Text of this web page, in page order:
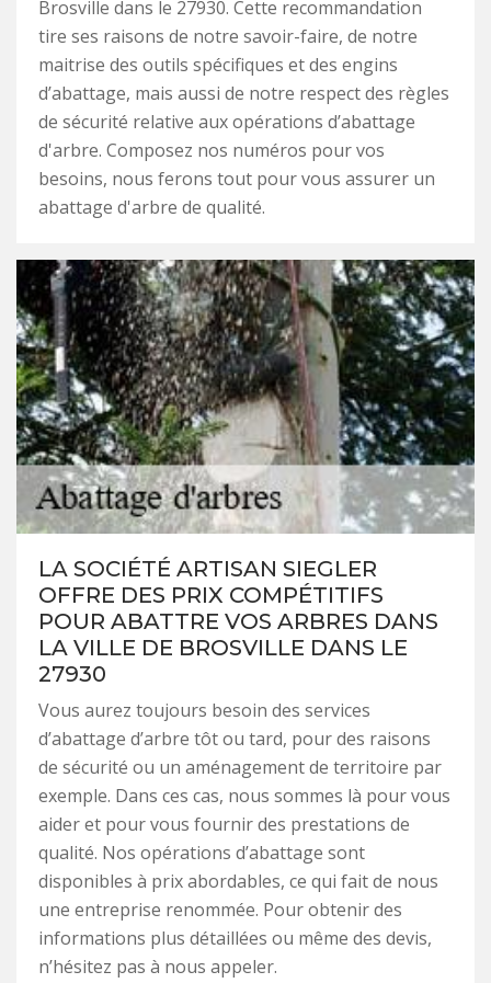
Brosville dans le 27930. Cette recommandation
tire ses raisons de notre savoir-faire, de notre
maitrise des outils spécifiques et des engins
d’abattage, mais aussi de notre respect des règles
de sécurité relative aux opérations d’abattage
d'arbre. Composez nos numéros pour vos
besoins, nous ferons tout pour vous assurer un
abattage d'arbre de qualité.
LA SOCIÉTÉ ARTISAN SIEGLER
OFFRE DES PRIX COMPÉTITIFS
POUR ABATTRE VOS ARBRES DANS
LA VILLE DE BROSVILLE DANS LE
27930
Vous aurez toujours besoin des services
d’abattage d’arbre tôt ou tard, pour des raisons
de sécurité ou un aménagement de territoire par
exemple. Dans ces cas, nous sommes là pour vous
aider et pour vous fournir des prestations de
qualité. Nos opérations d’abattage sont
disponibles à prix abordables, ce qui fait de nous
une entreprise renommée. Pour obtenir des
informations plus détaillées ou même des devis,
n’hésitez pas à nous appeler.